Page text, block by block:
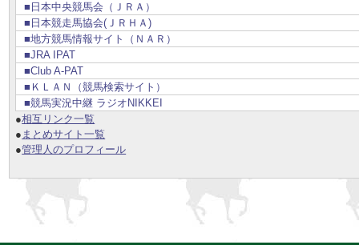
■日本中央競馬会（ＪＲＡ）
■日本競走馬協会(ＪＲＨＡ)
■地方競馬情報サイト（ＮＡＲ）
■JRA IPAT
■Club A-PAT
■ＫＬＡＮ（競馬検索サイト）
■競馬実況中継 ラジオNIKKEI
●相互リンク一覧
● まとめサイト一覧
●管理人のプロフィール